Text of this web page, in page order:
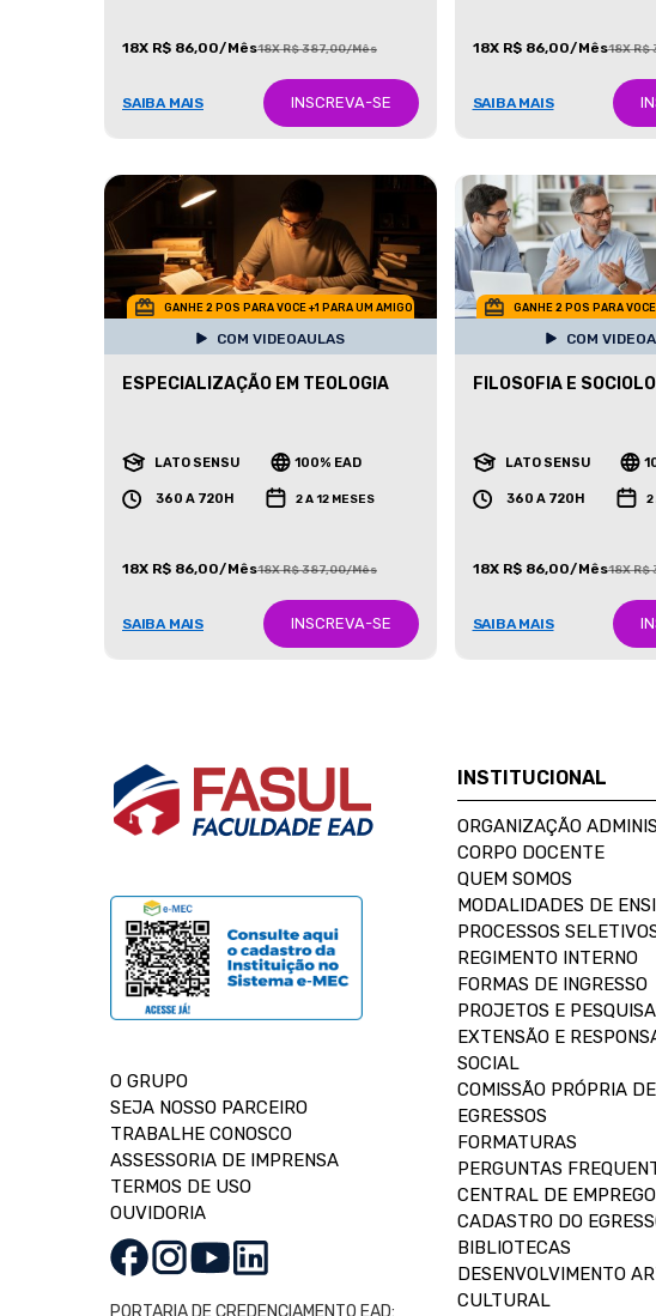
18X R$ 86,00/Mês18X R$ 387,00/Mês
SAIBA MAIS INSCREVA-SE
18X R$ 86,00/Mês18X R$
SAIBA MAIS
GANHE 2 POS PARA VOCE +1 PARA UM AMIGO
COM VIDEOAULAS
ESPECIALIZAÇÃO EM TEOLOGIA
LATO SENSU 100% EAD
360 A 720H 2 A 12 MESES
18X R$ 86,00/Mês18X R$ 387,00/Mês
SAIBA MAIS INSCREVA-SE
GANHE 2 POS PARA
COM
FILOSOFIA E
LATO SENSU
360 A 720H 2
18X R$ 86,00/Mês18X R$
SAIBA MAIS
O GRUPO
SEJA NOSSO PARCEIRO
TRABALHE CONOSCO
ASSESSORIA DE IMPRENSA
TERMOS DE USO
OUVIDORIA
PORTARIA DE CREDENCIAMENTO EAD:
INSTITUCIONAL
ORGANIZAÇÃO
CORPO DOCENTE
QUEM SOMOS
MODALIDADES DE
PROCESSOS
REGIMENTO INTERNO
FORMAS DE INGRESSO
PROJETOS E
EXTENSÃO E
SOCIAL
COMISSÃO PRÓPRIA
EGRESSOS
FORMATURAS
PERGUNTAS
CENTRAL DE
CADASTRO DO
BIBLIOTECAS
DESENVOLVIMENTO
CULTURAL